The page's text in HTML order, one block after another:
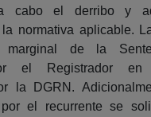
cabo el derribo y
normativa aplicable.
marginal de la
el Registrador en
la DGRN.
el recurrente se